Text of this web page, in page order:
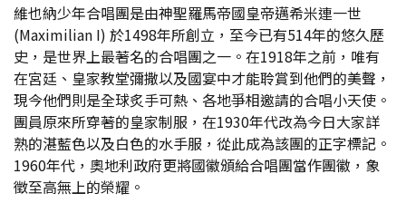
維也納少年合唱團是由神聖羅馬帝國皇帝邁希米連一世
(Maximilian I) 於1498年所創立，至今已有514年的悠久歷
史，是世界上最著名的合唱團之一。在1918年之前，唯有
在宮廷、皇家教堂彌撒以及國宴中才能聆賞到他們的美聲，
現今他們則是全球炙手可熱、各地爭相邀請的合唱小天使。
團員原來所穿著的皇家制服，在1930年代改為今日大家詳
熟的湛藍色以及白色的水手服，從此成為該團的正字標記。
1960年代，奧地利政府更將國徽頒給合唱團當作團徽，象
徵至高無上的榮耀。